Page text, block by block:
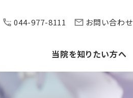
044-977-8111 お問い合わせ
当院を知りたい方へ